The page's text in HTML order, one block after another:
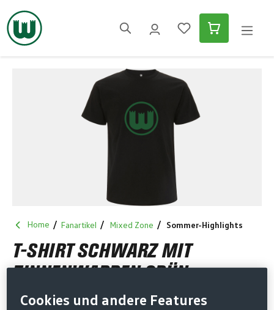
springen
Bildergalerie überspringen
Home Fanartikel Mixed Zone Sommer-Highlights
T-SHIRT SCHWARZ MIT
18,00 €*
Cookies und andere Features